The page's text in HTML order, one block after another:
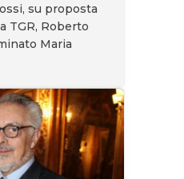
su proposta
TGR, Roberto
Maria